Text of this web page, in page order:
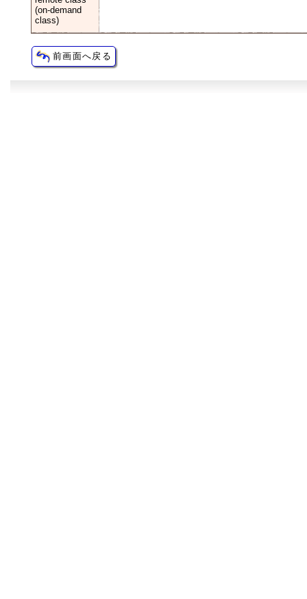
(on-demand
class)